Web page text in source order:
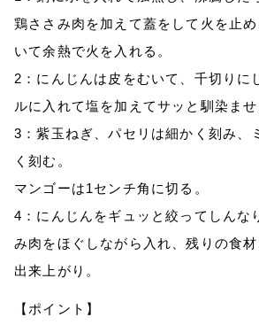
鶏ささみ肉を加えて蓋をして火を止
いて余熱で火を入れる。
2：にんじんは皮をむいて、千切りに
ルに入れて塩を加えてサッと馴染ませ
3：紫玉ねぎ、パセリは細かく刻み、
く刻む。
マンゴーは1センチ角に切る。
4：にんじんをギュッと絞ってしんな
み肉をほぐしながら入れ、残りの食
出来上がり。
【ポイント】